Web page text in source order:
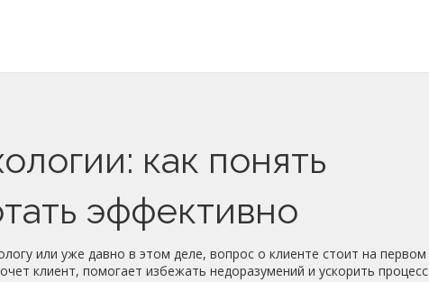
как понять
эффективно
или уже давно в этом деле, вопрос о клиенте стоит на первом
клиент, помогает избежать недоразумений и ускорить процесс